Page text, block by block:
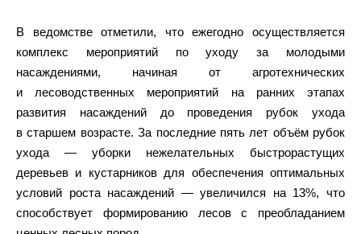
В ведомстве отметили, что ежегодно осуществляется
комплекс мероприятий по уходу за молодыми
насаждениями, начиная от агротехнических
и лесоводственных мероприятий на ранних этапах
развития насаждений до проведения рубок ухода
в старшем возрасте. За последние пять лет объём рубок
ухода — уборки нежелательных быстрорастущих
деревьев и кустарников для обеспечения оптимальных
условий роста насаждений — увеличился на 13%, что
способствует формированию лесов с преобладанием